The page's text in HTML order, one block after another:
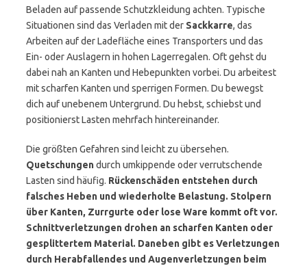
Beladen auf passende Schutzkleidung achten. Typische
Situationen sind das Verladen mit der Sackkarre, das
Arbeiten auf der Ladefläche eines Transporters und das
Ein- oder Auslagern in hohen Lagerregalen. Oft gehst du
dabei nah an Kanten und Hebepunkten vorbei. Du arbeitest
mit scharfen Kanten und sperrigen Formen. Du bewegst
dich auf unebenem Untergrund. Du hebst, schiebst und
positionierst Lasten mehrfach hintereinander.
Die größten Gefahren sind leicht zu übersehen.
Quetschungendurch umkippende oder verrutschende
Lasten sind häufig. Rückenschäden entstehen durch
falsches Heben und wiederholte Belastung. Stolpern
über Kanten, Zurrgurte oder lose Ware kommt oft vor.
Schnittverletzungen drohen an scharfen Kanten oder
gesplittertem Material. Daneben gibt es Verletzungen
durch Herabfallendes und Augenverletzungen beim